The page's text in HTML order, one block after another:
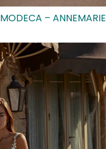
MODECA – ANNEMARIE